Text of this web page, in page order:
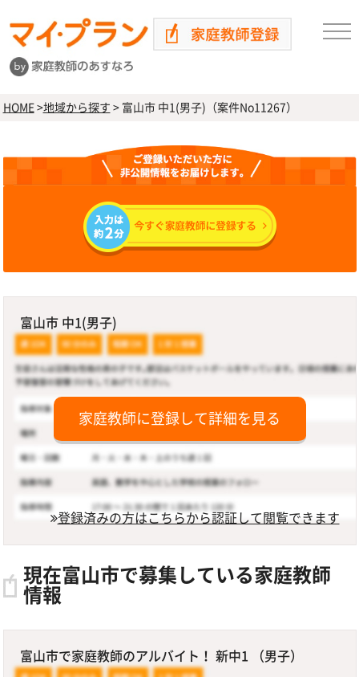
HOME>地域から探す >富山市 中1(男子)（案件No11267）
富山市 中1(男子)
家庭教師に登録して詳細を見る
登録済みの方はこちらから認証して閲覧できます
現在富山市で募集している家庭教師
情報
富山市で家庭教師のアルバイト！ 新中1 （男子）